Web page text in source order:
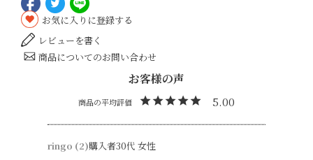
お気に入りに登録する
レビューを書く
商品についてのお問い合わせ
5.00
ringo 2 購入者30代 女性